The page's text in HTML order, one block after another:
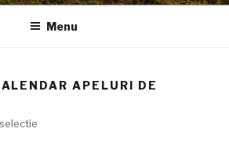
Menu
APELURI DE